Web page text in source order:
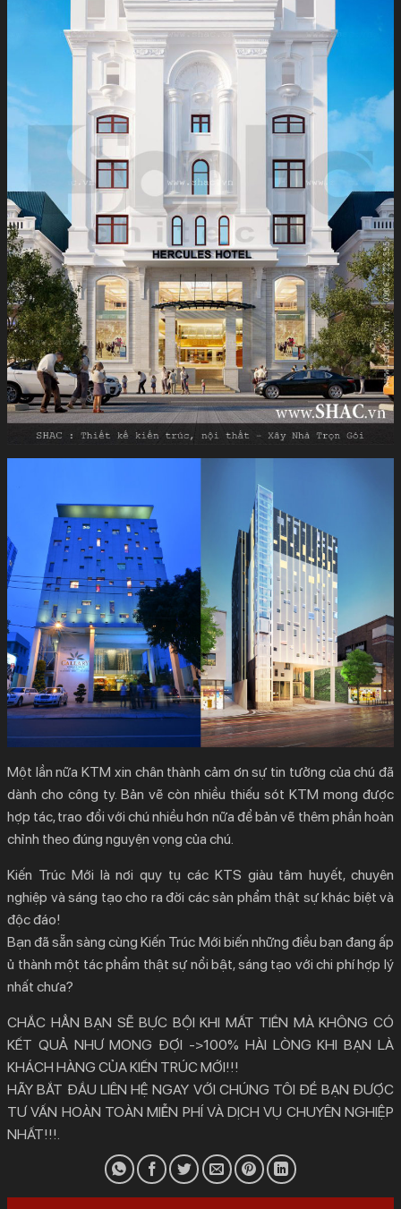
Một lần nữa KTM xin chân thành cảm ơn sự tin tưởng của chú đã
dành cho công ty. Bản vẽ còn nhiều thiếu sót KTM mong được
hợp tác, trao đổi với chú nhiều hơn nữa để bản vẽ thêm phần hoàn
chỉnh theo đúng nguyện vọng của chú.
Kiến Trúc Mới là nơi quy tụ các KTS giàu tâm huyết, chuyên
nghiệp và sáng tạo cho ra đời các sản phẩm thật sự khác biệt và
độc đáo!
Bạn đã sẵn sàng cùng Kiến Trúc Mới biến những điều bạn đang ấp
ủ thành một tác phẩm thật sự nổi bật, sáng tạo với chi phí hợp lý
nhất chưa?
CHẮC HẲN BẠN SẼ BỰC BỘI KHI MẤT TIỀN MÀ KHÔNG CÓ
KẾT QUẢ NHƯ MONG ĐỢI ->100% HÀI LÒNG KHI BẠN LÀ
KHÁCH HÀNG CỦA KIẾN TRÚC MỚI!!!
HÃY BẮT ĐẦU LIÊN HỆ NGAY VỚI CHÚNG TÔI ĐỂ BẠN ĐƯỢC
TƯ VẤN HOÀN TOÀN MIỄN PHÍ VÀ DỊCH VỤ CHUYÊN NGHIỆP
NHẤT!!!.